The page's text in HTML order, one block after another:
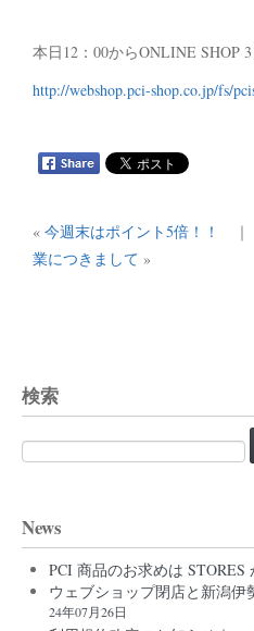
本日12：00からONLINE SHOP 3
http://webshop.pci-shop.co.jp/fs/
« 今週末はポイント5倍！！ ｜
業につきまして »
検索
検
索:
News
PCI 商品のお求めは STORES
ウェブショップ閉店と新潟伊
24年07月26日